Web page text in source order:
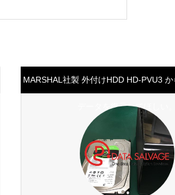
MARSHAL社製 外付けHDD HD-PVU3
データを復元してほしい。